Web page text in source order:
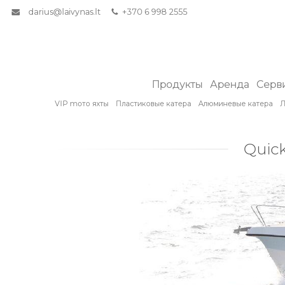
darius@laivynas.lt +370 6 998 2555
Продукты Аренда
VIP mото яхты Пластиковые катера Алюминевые катера